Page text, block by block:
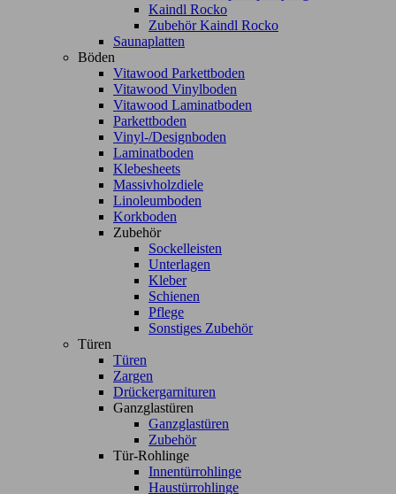
Kaindl Rocko
Zubehör Kaindl Rocko
Saunaplatten
Böden
Vitawood Parkettboden
Vitawood Vinylboden
Vitawood Laminatboden
Parkettboden
Vinyl-/Designboden
Laminatboden
Klebesheets
Massivholzdiele
Linoleumboden
Korkboden
Zubehör
Sockelleisten
Unterlagen
Kleber
Schienen
Pflege
Sonstiges Zubehör
Türen
Türen
Zargen
Drückergarnituren
Ganzglastüren
Ganzglastüren
Zubehör
Tür-Rohlinge
Innentürrohlinge
Haustürrohlinge